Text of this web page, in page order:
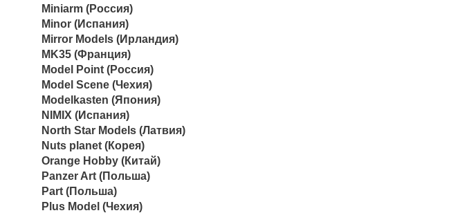
Miniarm (Россия)
Minor (Испания)
Mirror Models (Ирландия)
MK35 (Франция)
Model Point (Россия)
Model Scene (Чехия)
Modelkasten (Япония)
NIMIX (Испания)
North Star Models (Латвия)
Nuts planet (Корея)
Orange Hobby (Китай)
Panzer Art (Польша)
Part (Польша)
Plus Model (Чехия)